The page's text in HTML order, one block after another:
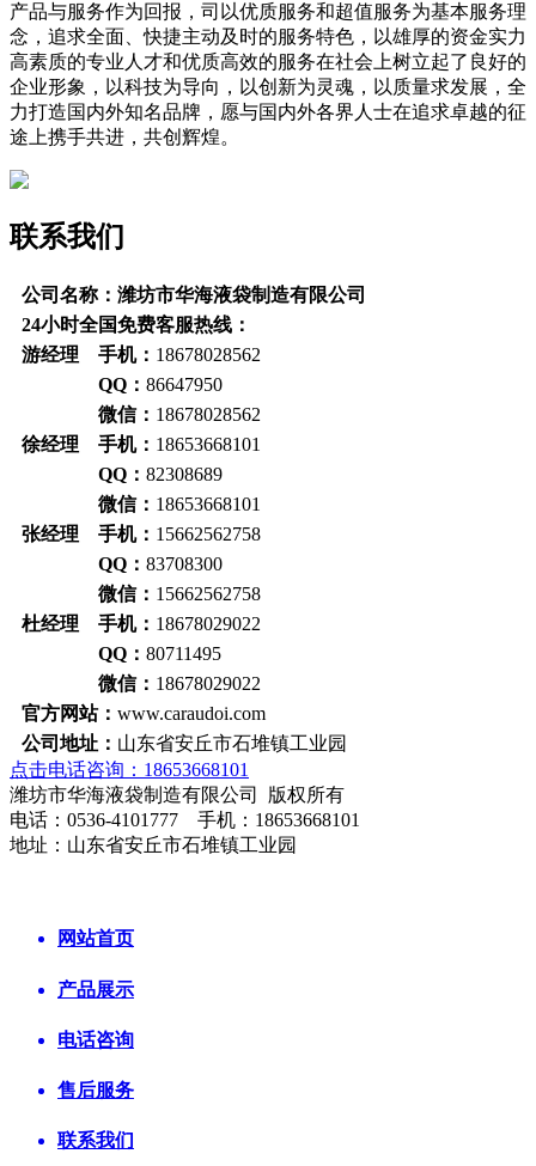
产品与服务作为回报，司以优质服务和超值服务为基本服务理
念，追求全面、快捷主动及时的服务特色，以雄厚的资金实力
高素质的专业人才和优质高效的服务在社会上树立起了良好的
企业形象，以科技为导向，以创新为灵魂，以质量求发展，全
力打造国内外知名品牌，愿与国内外各界人士在追求卓越的征
途上携手共进，共创辉煌。
联系我们
公司名称：潍坊市华海液袋制造有限公司
24小时全国免费客服热线：
游经理 手机： 18678028562
QQ： 86647950
微信： 18678028562
徐经理 手机： 18653668101
QQ： 82308689
微信： 18653668101
张经理 手机： 15662562758
QQ： 83708300
微信： 15662562758
杜经理 手机： 18678029022
QQ： 80711495
微信： 18678029022
官方网站： www.caraudoi.com
公司地址： 山东省安丘市石堆镇工业园
点击电话咨询：18653668101
潍坊市华海液袋制造有限公司 版权所有
电话：0536-4101777 手机：18653668101
地址：山东省安丘市石堆镇工业园
网站首页
产品展示
电话咨询
售后服务
联系我们